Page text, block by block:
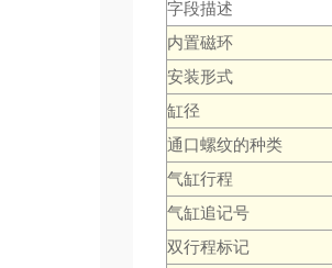
字段描述
内置磁环
安装形式
缸径
通口螺纹的种类
气缸行程
气缸追记号
双行程标记